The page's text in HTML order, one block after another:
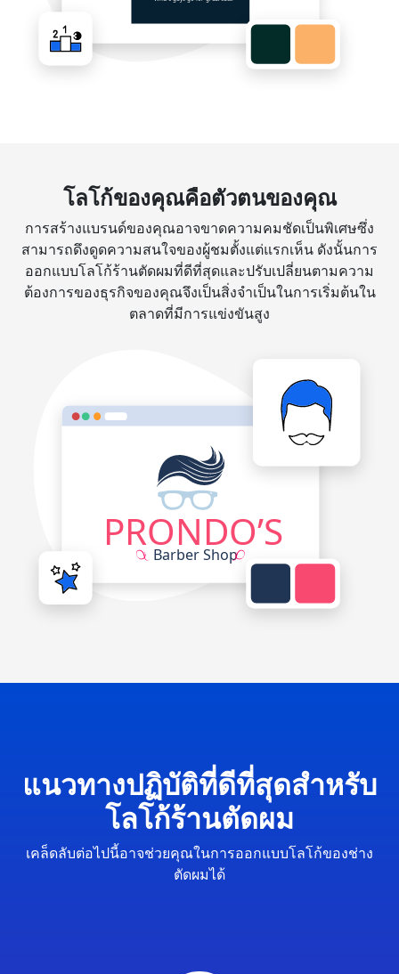
โลโก้ของคุณคือตัวตนของคุณ
การสร้างแบรนด์ของคุณอาจขาดความคมชัดเป็นพิเศษซึ่ง
สามารถดึงดูดความสนใจของผู้ชมตั้งแต่แรกเห็น ดังนั้นการ
ออกแบบโลโก้ร้านตัดผมที่ดีที่สุดและปรับเปลี่ยนตามความ
ต้องการของธุรกิจของคุณจึงเป็นสิ่งจำเป็นในการเริ่มต้นใน
ตลาดที่มีการแข่งขันสูง
แนวทางปฏิบัติที่ดีที่สุดสำหรับ
โลโก้ร้านตัดผม
เคล็ดลับต่อไปนี้อาจช่วยคุณในการออกแบบโลโก้ของช่าง
ตัดผมได้